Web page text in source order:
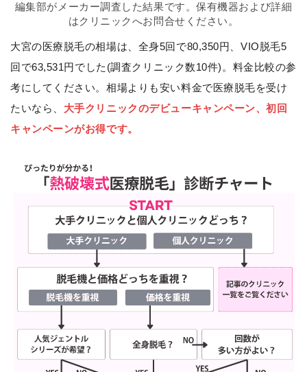
編集部がメーカー調査した結果です。保有機器および詳細
はクリニックへお問合せください。
大宮の医療脱毛の相場は、全身5回で80,350円、VIO脱毛5
回で63,531円でした(調査クリニック数10件)。料金比較の参
考にしてください。相場よりも安い料金で医療脱毛を受け
たいなら、 大手クリニックのデビューキャンペーン、初回
キャンペーンがお得です。